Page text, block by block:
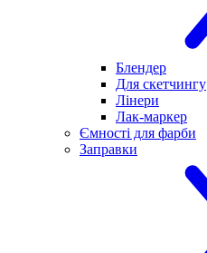
Блендер
Для скетчингу
Лінери
Лак-маркер
Ємності для фарби
Заправки